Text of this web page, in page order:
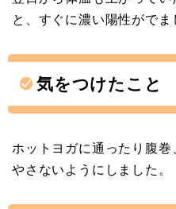
と、すぐに濃い陽性がでま
気をつけたこと
ホットヨガに通ったり腹
やさないようにしました。